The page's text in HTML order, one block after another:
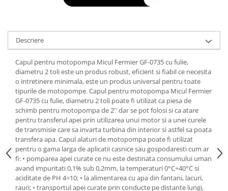
Tractoraș de tuns gazonul
Incubatoare, oparitoare si
deplumatoare
Aparate de tuns animale
Piese si accesorii aparate de tuns
animale
Tarcuri animale
Semanatori
Masini batut stalpi si accesorii
Roabe & accesorii
Casute gradina si cutii depozitare
Mobilier gradina
Descriere
Capul pentru motopompa Micul Fermier GF-0735 cu fulie,
diametru 2 toli este un produs robust, eficient si fiabil ce necesita
o intretinere minimala, este un produs universal pentru toate
tipurile de motopompe. Capul pentru motopompa Micul Fermier
GF-0735 cu fulie, diametru 2 toli poate fi utilizat ca piesa de
schimb pentru motopompa de 2'' dar se pot folosi si ca atare
pentru transferul apei prin utilizarea unui motor si a unei curele
de transmisie care sa invarta turbina din interior si astfel sa poata
transfera apa. Capul alaturi de motopompa poate fi utilizat
pentru o gama larga de aplicatii casnice sau gospodaresti cum ar
fi: • pomparea apei curate ce nu este destinata consumului uman
avand impuritati 0,1% sub 0,2mm, la temperaturi 0°C÷40°C si
aciditate de PH 4÷10; • la alimentarea cu apa din fantani, lacuri,
rauri; • transportul apei curate prin conducte pe distante lungi,